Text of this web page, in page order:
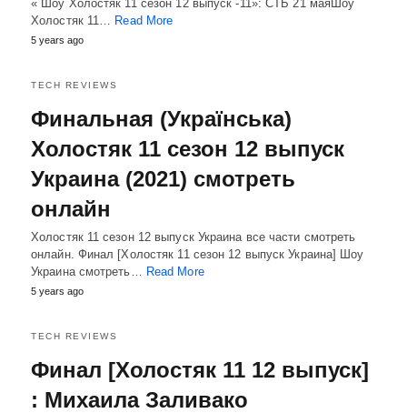
«`Шоу Холостяк 11 сезон 12 выпуск`-11»: СТБ 21 маяШоу
Холостяк 11… Read More
5 years ago
TECH REVIEWS
Финальная (Українська)
Холостяк 11 сезон 12 выпуск
Украина (2021) смотреть
онлайн
Холостяк 11 сезон 12 выпуск Украина все части смотреть
онлайн. Финал [Холостяк 11 сезон 12 выпуск Украина] Шоу
Украина смотреть… Read More
5 years ago
TECH REVIEWS
Финал [Холостяк 11 12 выпуск]
: Михаила Заливако